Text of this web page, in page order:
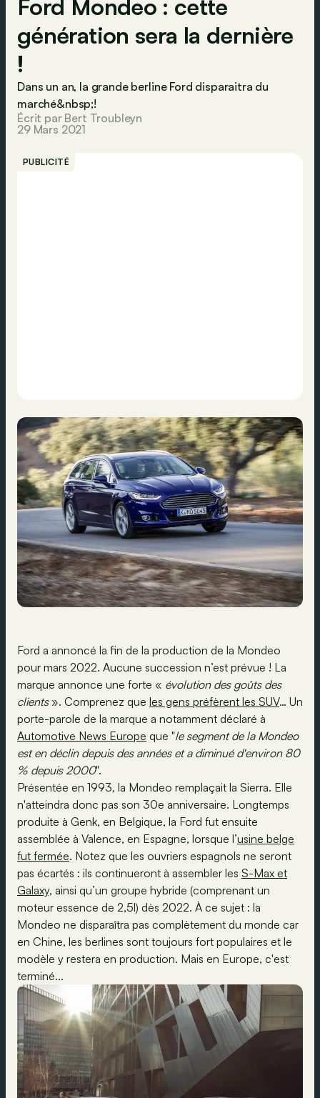
Ford Mondeo : cette
génération sera la dernière
!
Dans un an, la grande berline Ford disparaitra du
marché&nbsp;!
Écrit par Bert Troubleyn
29 Mars 2021
PUBLICITÉ
Ford a annoncé la fin de la production de la Mondeo
pour mars 2022. Aucune succession n’est prévue ! La
marque annonce une forte « évolution des goûts des
clients». Comprenez que les gens préfèrent les SUV… Un
porte-parole de la marque a notamment déclaré à
Automotive News Europe que "le segment de la Mondeo
est en déclin depuis des années et a diminué d'environ 80
% depuis 2000".
Présentée en 1993, la Mondeo remplaçait la Sierra. Elle
n'atteindra donc pas son 30e anniversaire. Longtemps
produite à Genk, en Belgique, la Ford fut ensuite
assemblée à Valence, en Espagne, lorsque l’usine belge
fut fermée. Notez que les ouvriers espagnols ne seront
pas écartés : ils continueront à assembler les S-Max et
Galaxy, ainsi qu’un groupe hybride (comprenant un
moteur essence de 2,5l) dès 2022. À ce sujet : la
Mondeo ne disparaîtra pas complètement du monde car
en Chine, les berlines sont toujours fort populaires et le
modèle y restera en production. Mais en Europe, c'est
terminé...